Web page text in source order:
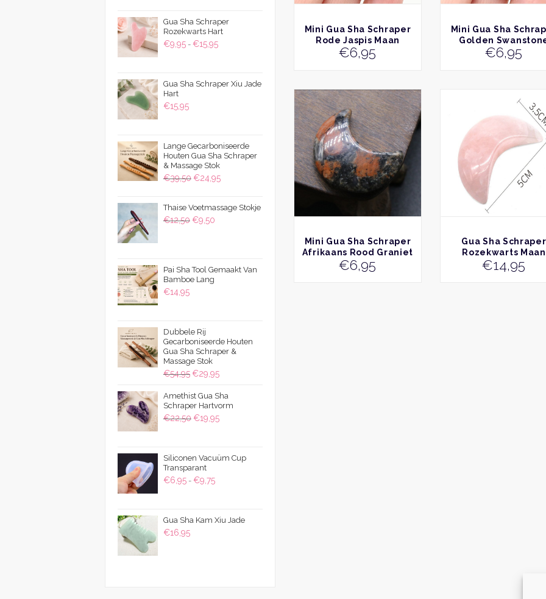
BEKIJK
Mini Gua Sha Schraper
Rode Jaspis Maan
€6,95
BEKIJK
Mini Gua Sha
Golden
Maan
€6,95
BEKIJK
Mini Gua Sha Schraper
Afrikaans Rood Graniet
Maan
€6,95
BEKIJK
Gua Sha Schraper
Rozekwarts Maan
€14,95
Gua Sha Schraper
Rozekwarts Hart
€9,95 - €15,95Prijsklasse:
€15,95
Gua Sha Schraper Xiu Jade
Hart
€15,95
Lange Gecarboniseerde
Houten Gua Sha Schraper
& Massage Stok
€39,50 Oorspronkelijke
was:
€39,50.
€24,95Huidige
is:
Thaise Voetmassage Stokje
€12,50 Oorspronkelijke
€9,50Huidige
Pai Sha Tool Gemaakt Van
Bamboe Lang
€14,95
Dubbele Rij
Gecarboniseerde Houten
Gua Sha Schraper &
Massage Stok
€54,95 Oorspronkelijke
was:
€54,95.
€29,95Huidige
is:
€29,95.
Amethist Gua Sha
Schraper Hartvorm
€22,50 Oorspronkelijke
€22,50.
€19,95Huidige
€19,95.
Siliconen Vacuüm Cup
Transparant
€6,95 - €9,75Prijsklasse:
€9,75
Gua Sha Kam Xiu Jade
€16,95